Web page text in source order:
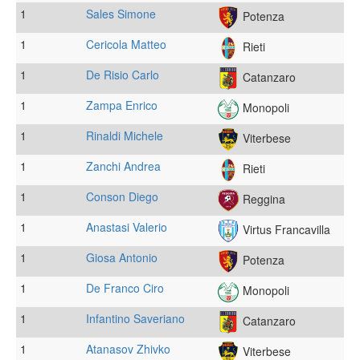
1 Sales Simone
Potenza
1
Cericola Matteo
Rieti
1
De Risio Carlo
Catanzaro
1
Zampa Enrico
Monopoli
1
Rinaldi Michele
Viterbese
1
Zanchi Andrea
Rieti
1
Conson Diego
Reggina
1
Anastasi Valerio
Virtus Francavilla
1
Giosa Antonio
Potenza
1
De Franco Ciro
Monopoli
1
Infantino Saveriano
Catanzaro
1
Atanasov Zhivko
Viterbese